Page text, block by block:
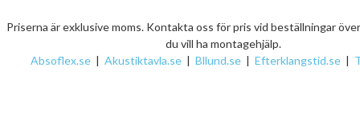
Priserna är exklusive moms. Kontakta oss för pris vid beställningar
du vill ha montagehjälp.
Absoflex.se | Akustiktavla.se | Bllund.se | Efterklangstid.se |